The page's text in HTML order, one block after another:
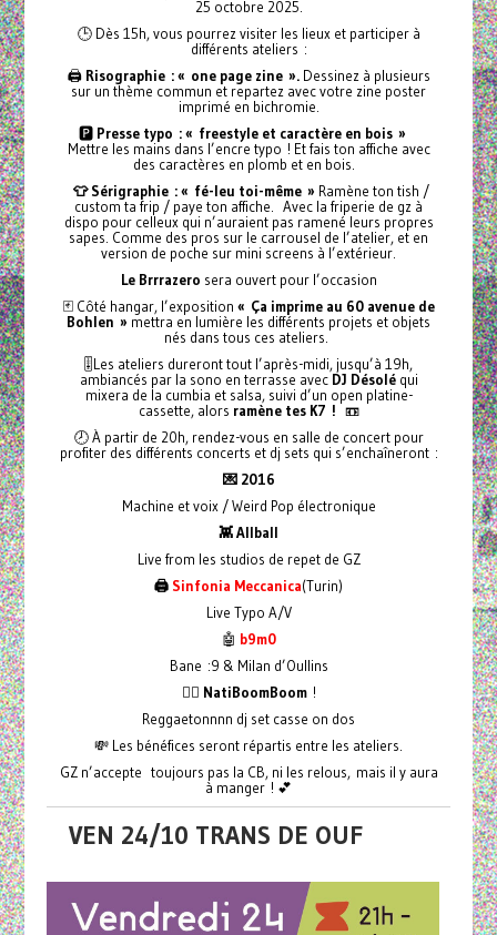
25 octobre 2025.
🕒 Dès 15h, vous pourrez visiter les lieux et participer à
différents ateliers :
🖨️ Risographie : « one page zine ».Dessinez à plusieurs
sur un thème commun et repartez avec votre zine poster
imprimé en bichromie.
🅿️ Presse typo : « freestyle et caractère en bois »
Mettre les mains dans l’encre typo ! Et fais ton affiche avec
des caractères en plomb et en bois.
👕 Sérigraphie : « fé-leu toi-même » Ramène ton tish /
custom ta frip / paye ton affiche. Avec la friperie de gz à
dispo pour celleux qui n’auraient pas ramené leurs propres
sapes. Comme des pros sur le carrousel de l’atelier, et en
version de poche sur mini screens à l’extérieur.
Le Brrrazero sera ouvert pour l’occasion
🃏 Côté hangar, l’exposition « Ça imprime au 60 avenue de
Bohlen » mettra en lumière les différents projets et objets
nés dans tous ces ateliers.
🎚️Les ateliers dureront tout l’après-midi, jusqu’à 19h,
ambiancés par la sono en terrasse avecDJ Désolé qui
mixera de la cumbia et salsa, suivi d’un open platine-
cassette, alors ramène tes K7 ! 📼
🕗 À partir de 20h, rendez-vous en salle de concert pour
profiter des différents concerts et dj sets qui s’enchaîneront :
💌 2016
Machine et voix / Weird Pop électronique
👾 Allball
Live from les studios de repet de GZ
🖨️ Sinfonia Meccanica(Turin)
Live Typo A/V
🤖 b9m0
Bane :9 & Milan d’Oullins
❤️‍🔥 NatiBoomBoom !
Reggaetonnnn dj set casse on dos
💸 Les bénéfices seront répartis entre les ateliers.
GZ n’accepte toujours pas la CB, ni les relous, mais il y aura
à manger ! 💕
VEN 24/10 TRANS DE OUF